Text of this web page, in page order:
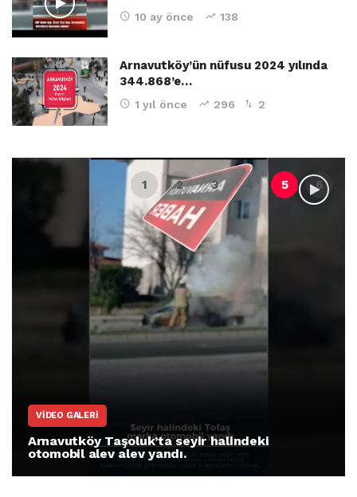
10 ay önce 138
Arnavutköy’ün nüfusu 2024 yılında
344.868’e…
1 yıl önce 296 2
VIDEO GALERI
Arnavutköy Taşoluk’ta seyir halindeki
otomobil alev alev yandı.